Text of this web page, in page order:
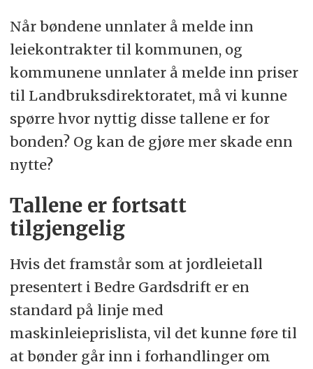
Når bøndene unnlater å melde inn
leiekontrakter til kommunen, og
kommunene unnlater å melde inn priser
til Landbruksdirektoratet, må vi kunne
spørre hvor nyttig disse tallene er for
bonden? Og kan de gjøre mer skade enn
nytte?
Tallene er fortsatt
tilgjengelig
Hvis det framstår som at jordleietall
presentert i Bedre Gardsdrift er en
standard på linje med
maskinleieprislista, vil det kunne føre til
at bønder går inn i forhandlinger om